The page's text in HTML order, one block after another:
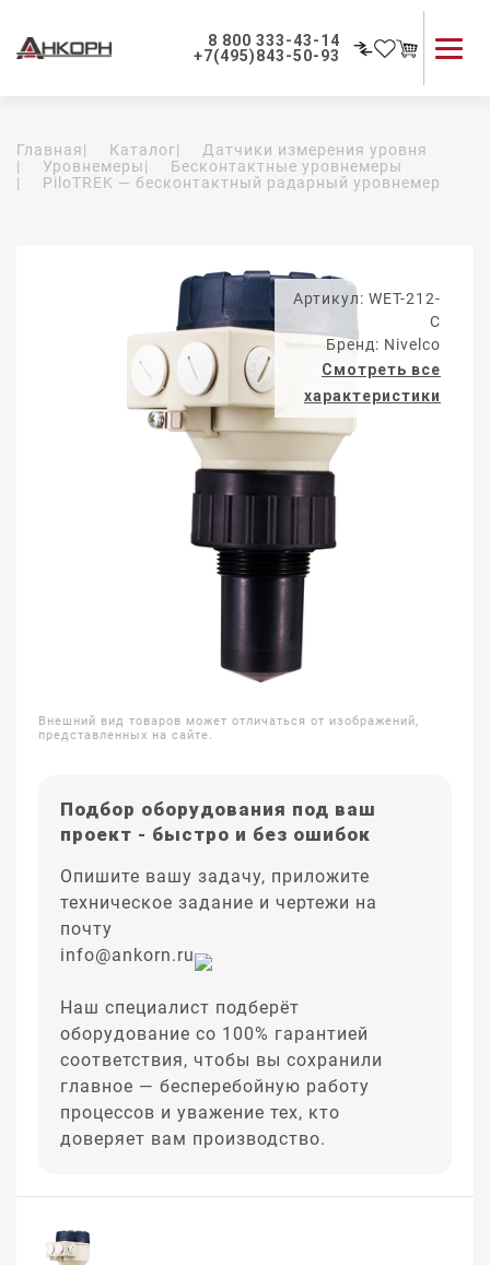
8 800 333-43-14
+7(495)843-50-93
Применение приборов
Как мы работаем
Главная| Каталог|
Датчики измерения уровня
|
Уровнемеры|
Бесконтактные уровнемеры
|
PiloTREK — бесконтактный радарный уровнемер
Артикул: WET-212-
C
Бренд: Nivelco
Смотреть все
характеристики
Внешний вид товаров может отличаться от изображений,
представленных на сайте.
Подбор оборудования под ваш
проект - быстро и без ошибок
Опишите вашу задачу, приложите
техническое задание и чертежи на
почту
info@ankorn.ru
Наш специалист подберёт
оборудование со 100% гарантией
соответствия, чтобы вы сохранили
главное — бесперебойную работу
процессов и уважение тех, кто
доверяет вам производство.